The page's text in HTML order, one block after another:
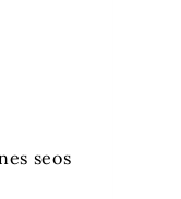
seos